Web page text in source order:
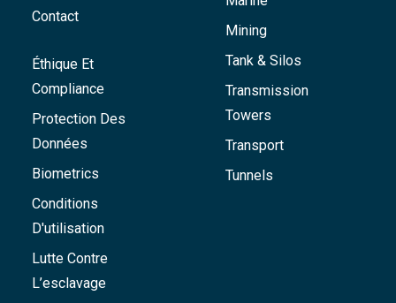
Contact
Éthique Et
Compliance
Protection Des
Données
Biometrics
Conditions
D'utilisation
Lutte Contre
L’esclavage
Mining
Tank & Silos
Transmission
Towers
Transport
Tunnels